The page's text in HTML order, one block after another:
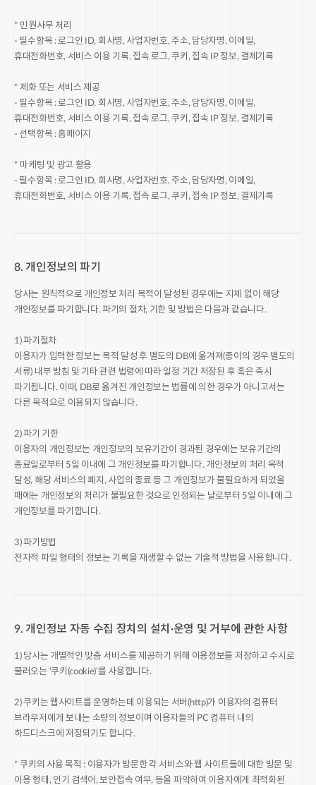
* 민원사무 처리
- 필수항목 : 로그인 ID, 회사명, 사업자번호, 주소, 담당자명, 이메일,
휴대전화번호, 서비스 이용 기록, 접속 로그, 쿠키, 접속 IP 정보, 결제기록
* 제화 또는 서비스 제공
- 필수항목 : 로그인 ID, 회사명, 사업자번호, 주소, 담당자명, 이메일,
휴대전화번호, 서비스 이용 기록, 접속 로그, 쿠키, 접속 IP 정보, 결제기록
- 선택항목 : 홈페이지
* 마케팅 및 광고 활용
- 필수항목 : 로그인 ID, 회사명, 사업자번호, 주소, 담당자명, 이메일,
휴대전화번호, 서비스 이용 기록, 접속 로그, 쿠키, 접속 IP 정보, 결제기록
8. 개인정보의 파기
당사는 원칙적으로 개인정보 처리 목적이 달성된 경우에는 지체 없이 해당
개인정보를 파기합니다. 파기의 절차, 기한 및 방법은 다음과 같습니다.
1) 파기절차
이용자가 입력한 정보는 목적 달성 후 별도의 DB에 옮겨져(종이의 경우 별도의
서류) 내부 방침 및 기타 관련 법령에 따라 일정 기간 저장된 후 혹은 즉시
파기됩니다. 이때, DB로 옮겨진 개인정보는 법률에 의한 경우가 아니고서는
다른 목적으로 이용되지 않습니다.
2) 파기 기한
이용자의 개인정보는 개인정보의 보유기간이 경과된 경우에는 보유기간의
종료일로부터 5일 이내에 그 개인정보를 파기합니다. 개인정보의 처리 목적
달성, 해당 서비스의 폐지, 사업의 종료 등 그 개인정보가 불필요하게 되었을
때에는 개인정보의 처리가 불필요한 것으로 인정되는 날로부터 5일 이내에 그
개인정보를 파기합니다.
3) 파기방법
전자적 파일 형태의 정보는 기록을 재생할 수 없는 기술적 방법을 사용합니다.
9. 개인정보 자동 수집 장치의 설치·운영 및 거부에 관한 사항
1) 당사는 개별적인 맞춤 서비스를 제공하기 위해 이용정보를 저장하고 수시로
불러오는 ‘쿠키(cookie)’를 사용합니다.
2) 쿠키는 웹사이트를 운영하는데 이용되는 서버(http)가 이용자의 컴퓨터
브라우저에게 보내는 소량의 정보이며 이용자들의 PC 컴퓨터 내의
하드디스크에 저장되기도 합니다.
* 쿠키의 사용 목적 : 이용자가 방문한 각 서비스와 웹 사이트들에 대한 방문 및
이용 형태, 인기 검색어, 보안접속 여부, 등을 파악하여 이용자에게 최적화된